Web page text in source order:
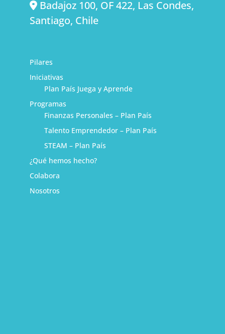
Badajoz 100, OF 422, Las Condes,
Santiago, Chile
Pilares
Iniciativas
Plan País Juega y Aprende
Programas
Finanzas Personales – Plan País
Talento Emprendedor – Plan País
STEAM – Plan País
¿Qué hemos hecho?
Colabora
Nosotros